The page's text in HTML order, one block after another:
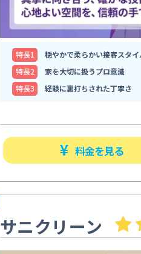
特⻑1
穏やかで柔らかい接客スタイ
特⻑2
家を大切に扱うプロ意識
特⻑3
経験に裏打ちされた丁寧さ
料金を見る
サニクリーン